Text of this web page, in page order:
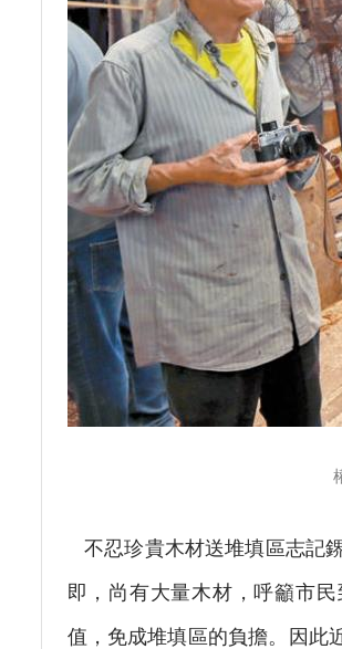
不忍珍貴木材送堆填區志記
即，尚有大量木材，呼籲市
值，免成堆填區的負擔。因此